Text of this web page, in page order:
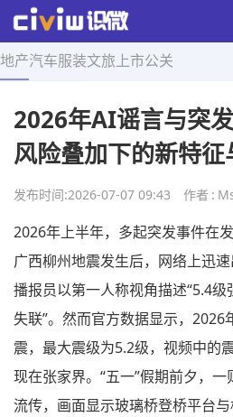
地产汽车服装文旅 上市公关
首页 > 舆情导航 > 正文
2026年AI谣言与突
风险叠加下的新特
发布时间:2026-07-07 09:43 作者 :
2026年上半年，多起突发事件在
广西柳州地震发生后，网络上迅
播报员以第一人称视角描述“5.4
失联”。然而官方数据显示，
震，最大震级为5.2级，视频中的
现在张家界。“五一”假期前夕，
流传，画面显示玻璃桥登桥平台